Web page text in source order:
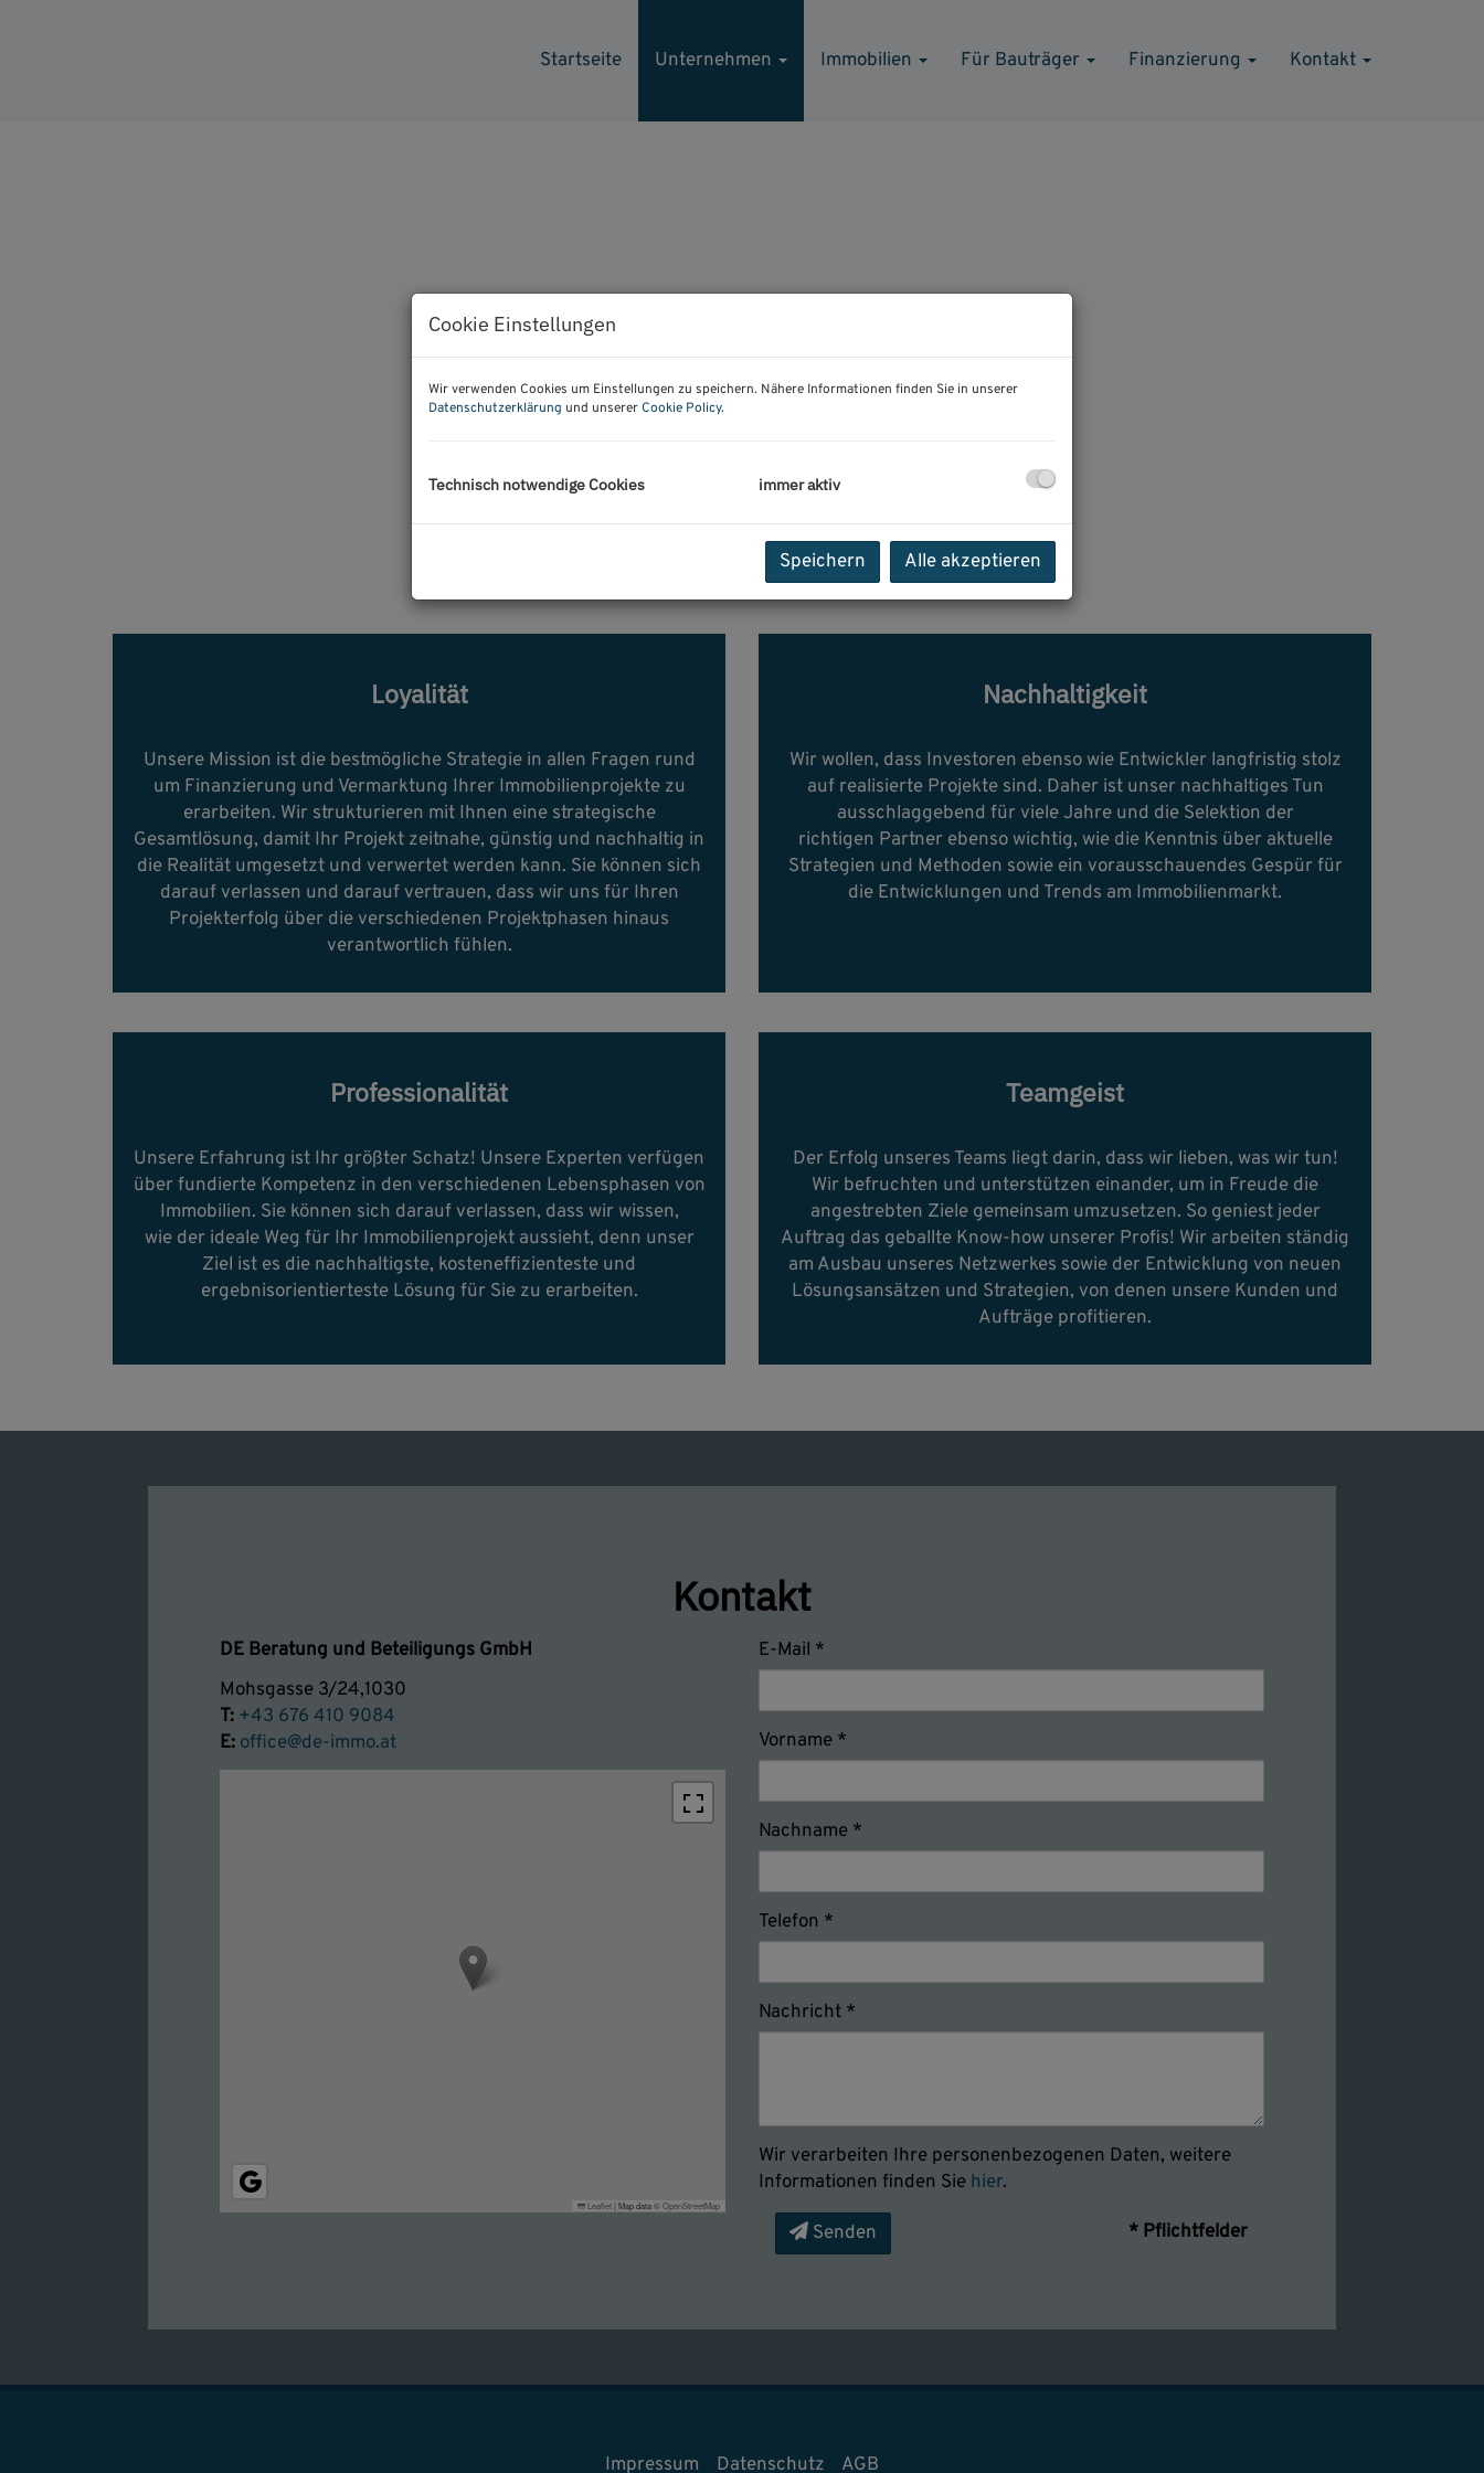
Startseite Unternehmen Immobilien Für Bauträger Finanzierung Kontakt
Über Uns
Loyalität
Unsere Mission ist die bestmögliche Strategie in allen Fragen rund
um Finanzierung und Vermarktung Ihrer Immobilienprojekte zu
erarbeiten. Wir strukturieren mit Ihnen eine strategische
Gesamtlösung, damit Ihr Projekt zeitnahe, günstig und nachhaltig in
die Realität umgesetzt und verwertet werden kann. Sie können sich
darauf verlassen und darauf vertrauen, dass wir uns für Ihren
Projekterfolg über die verschiedenen Projektphasen hinaus
verantwortlich fühlen.
Nachhaltigkeit
Wir wollen, dass Investoren ebenso wie Entwickler langfristig stolz
auf realisierte Projekte sind. Daher ist unser nachhaltiges Tun
ausschlaggebend für viele Jahre und die Selektion der
richtigen Partner ebenso wichtig, wie die Kenntnis über aktuelle
Strategien und Methoden sowie ein vorausschauendes Gespür für
die Entwicklungen und Trends am Immobilienmarkt.
Professionalität
Unsere Erfahrung ist Ihr größter Schatz! Unsere Experten verfügen
über fundierte Kompetenz in den verschiedenen Lebensphasen von
Immobilien. Sie können sich darauf verlassen, dass wir wissen,
wie der ideale Weg für Ihr Immobilienprojekt aussieht, denn unser
Ziel ist es die nachhaltigste, kosteneffizienteste und
ergebnisorientierteste Lösung für Sie zu erarbeiten.
Teamgeist
Der Erfolg unseres Teams liegt darin, dass wir lieben, was wir tun!
Wir befruchten und unterstützen einander, um in Freude die
angestrebten Ziele gemeinsam umzusetzen. So geniest jeder
Auftrag das geballte Know-how unserer Profis! Wir arbeiten ständig
am Ausbau unseres Netzwerkes sowie der Entwicklung von neuen
Lösungsansätzen und Strategien, von denen unsere Kunden und
Aufträge profitieren.
Kontakt
DE Beratung und Beteiligungs GmbH
Mohsgasse 3/24,1030
T: +43 676 410 9084
E: office@de-immo.at
Leaflet| Map data ©OpenStreetMap
E-Mail
Vorname
Nachname
Telefon
Nachricht
Wir verarbeiten Ihre personenbezogenen Daten, weitere
Informationen finden Sie hier.
Senden * Pflichtfelder
Impressum Datenschutz AGB
Cookie Einstellungen
Wir verwenden Cookies um Einstellungen zu speichern. Nähere Informationen finden Sie in unserer
Datenschutzerklärung und unsererCookie Policy.
Technisch notwendige Cookies immer aktiv
Speichern Alle akzeptieren